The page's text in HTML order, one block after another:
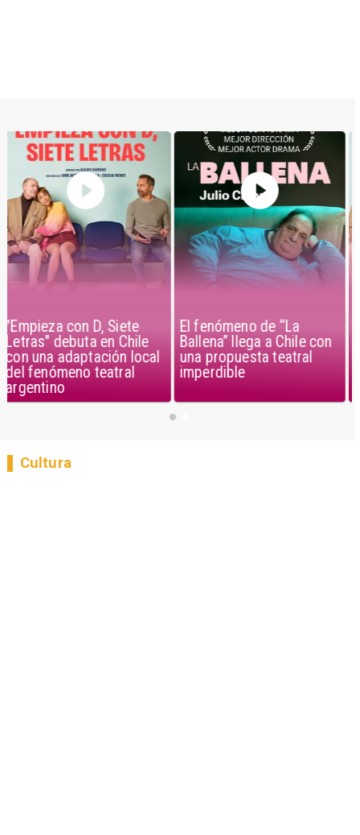
El fenómeno de “La
Ballena” llega a Chile con
una propuesta teatral
imperdible
"Empieza con D, Siete
Letras" debuta en Chile
con una adaptación local
del fenómeno teatral
Cultura